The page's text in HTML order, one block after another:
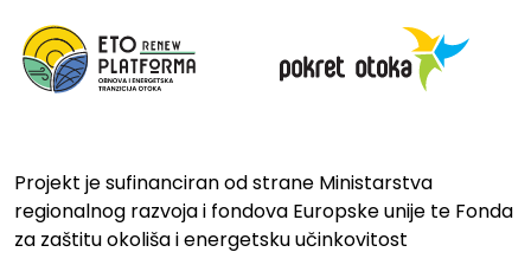
Projekt je sufinanciran od strane Ministarstva
regionalnog razvoja i fondova Europske unije te Fonda
za zaštitu okoliša i energetsku učinkovitost